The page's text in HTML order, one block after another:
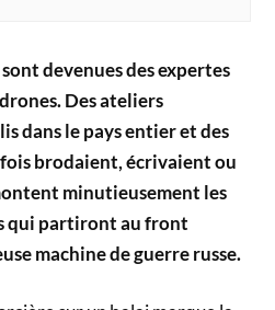
devenues des expertes
Des ateliers
dans le pays entier et des
brodaient, écrivaient ou
minutieusement les
qui partiront au front
machine de guerre russe.